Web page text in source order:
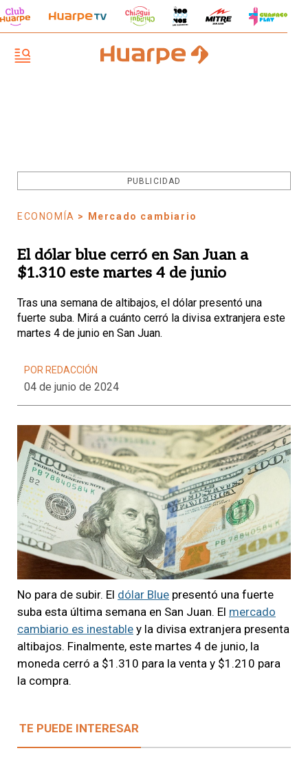
PUBLICIDAD
ECONOMÍA > Mercado cambiario
El dólar blue cerró en San Juan a
$1.310 este martes 4 de junio
Tras una semana de altibajos, el dólar presentó una
fuerte suba. Mirá a cuánto cerró la divisa extranjera este
martes 4 de junio en San Juan.
POR REDACCIÓN
04 de junio de 2024
No para de subir. El dólar Blue presentó una fuerte
suba esta última semana en San Juan. El mercado
cambiario es inestable y la divisa extranjera presenta
altibajos. Finalmente, este martes 4 de junio, la
moneda cerró a $1.310 para la venta y $1.210 para
la compra.
TE PUEDE INTERESAR